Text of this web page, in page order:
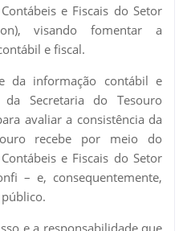
e Fiscais do Setor
visando fomentar a
e fiscal.
da informação contábil e
Secretaria do Tesouro
avaliar a consistência da
recebe por meio do
e Fiscais do Setor
– e, consequentemente,
e a responsabilidade que